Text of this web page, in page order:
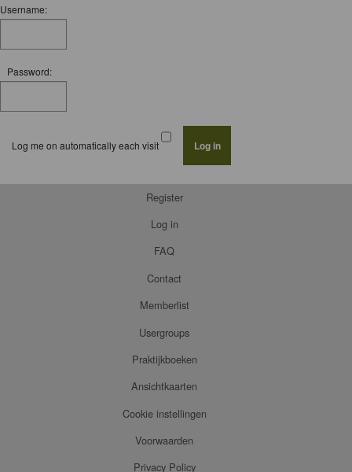
Username:
Password:
Log me on automatically each visit
Register
Log in
FAQ
Contact
Memberlist
Usergroups
Praktijkboeken
Ansichtkaarten
Cookie instellingen
Voorwaarden
Privacy Policy